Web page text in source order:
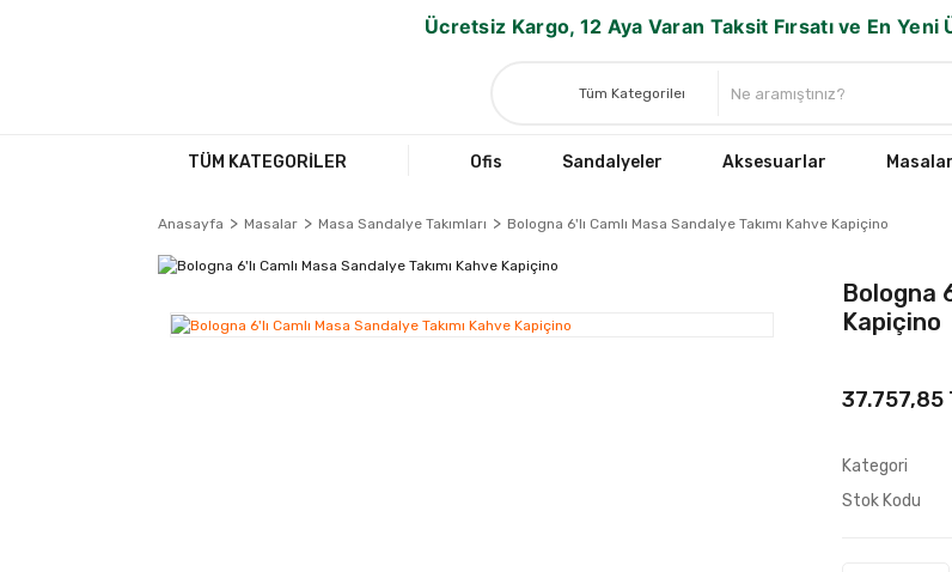
Ücretsiz Kargo, 12 Aya Varan Taksit Fırsatı ve En Yeni
TÜM KATEGORİLER Ofis Sandalyeler Aksesuarlar Masalar
Anasayfa Masalar Masa Sandalye Takımları Bologna 6'lı Camlı Masa Sandalye Takımı Kahve Kapiçino
Bologna
Kapiçino
37.757,85
Kategori
Stok Kodu